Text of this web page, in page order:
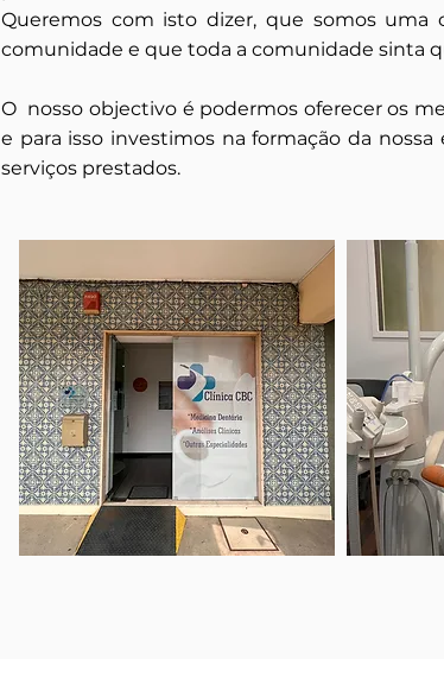
Queremos com isto dizer, que somos
comunidade e que toda a comunidade sinta
O nosso objectivo é podermos oferecer os
e para isso investimos na formação da
serviços prestados.